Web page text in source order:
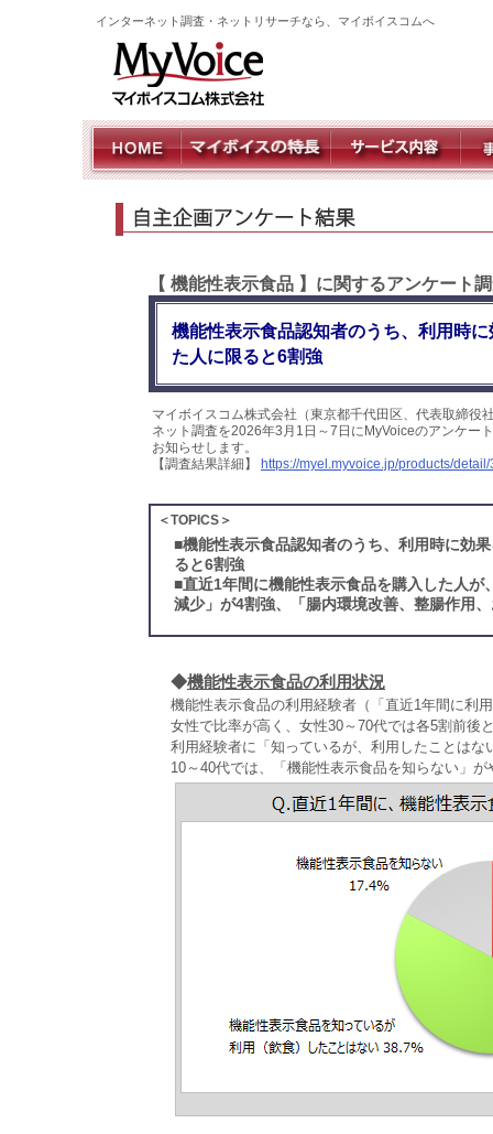
インターネット調査・ネットリサーチなら、マイボイスコムへ
【 機能性表示食品 】に関するアンケート
機能性表示食品認知者のうち、利用時
た人に限ると6割強
マイボイスコム株式会社（東京都千代田区、代表取締
ネット調査を2026年3月1日～7日にMyVoiceのアンケー
お知らせします。
【調査結果詳細】
https://myel.myvoice.jp/products/
＜TOPICS＞
■機能性表示食品認知者のうち、利用時に効
ると6割強
■直近1年間に機能性表示食品を購入した人
減少」が4割強、「腸内環境改善、整腸作用
◆機能性表示食品の利用状況
機能性表示食品の利用経験者（「直近1年間に利
女性で比率が高く、女性30～70代では各5割前後
利用経験者に「知っているが、利用したことは
10～40代では、「機能性表示食品を知らない」